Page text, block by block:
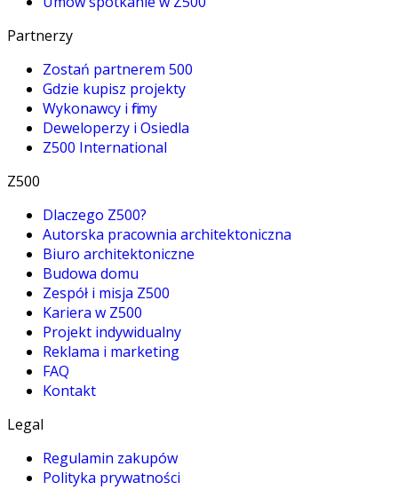
Partnerzy
Zostań partnerem 500
Gdzie kupisz projekty
Wykonawcy i firmy
Deweloperzy i Osiedla
Z500 International
Z500
Dlaczego Z500?
Autorska pracownia architektoniczna
Biuro architektoniczne
Budowa domu
Zespół i misja Z500
Kariera w Z500
Projekt indywidualny
Reklama i marketing
FAQ
Kontakt
Legal
Regulamin zakupów
Polityka prywatności